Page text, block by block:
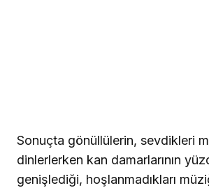
Sonuçta gönüllülerin, sevdikleri
dinlerlerken kan damarlarının
genişlediği, hoşlanmadıkları